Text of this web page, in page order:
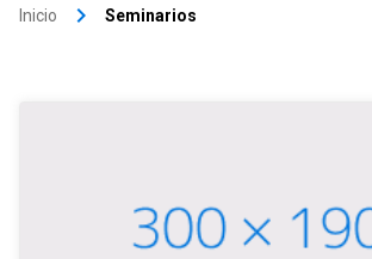
Inicio keyboard_arrow_right Seminarios